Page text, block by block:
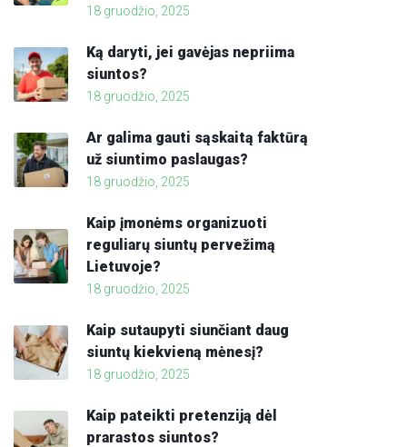
18 gruodžio, 2025
Ką daryti, jei gavėjas nepriima
siuntos?
18 gruodžio, 2025
Ar galima gauti sąskaitą faktūrą
už siuntimo paslaugas?
18 gruodžio, 2025
Kaip įmonėms organizuoti
reguliarų siuntų pervežimą
Lietuvoje?
18 gruodžio, 2025
Kaip sutaupyti siunčiant daug
siuntų kiekvieną mėnesį?
18 gruodžio, 2025
Kaip pateikti pretenziją dėl
prarastos siuntos?